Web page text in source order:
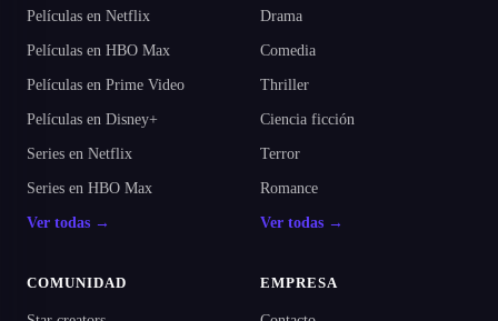
Películas en Netflix
Películas en HBO Max
Películas en Prime Video
Películas en Disney+
Series en Netflix
Series en HBO Max
Ver todas →
Drama
Comedia
Thriller
Ciencia ficción
Terror
Romance
Ver todas →
COMUNIDAD EMPRESA